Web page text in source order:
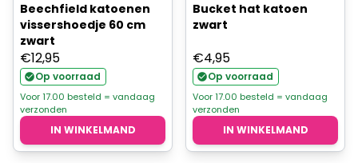
Beechfield katoenen
vissershoedje 60 cm
zwart
€12,95
Op voorraad
Voor 17.00 besteld = vandaag
verzonden
IN WINKELMAND
Bucket hat katoen
zwart
€4,95
Op voorraad
Voor 17.00 besteld = vandaag
verzonden
IN WINKELMAND